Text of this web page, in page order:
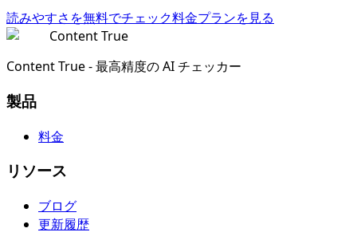
読みやすさを無料でチェック料金プランを見る
Content True
Content True - 最高精度の AI チェッカー
製品
料金
リソース
ブログ
更新履歴